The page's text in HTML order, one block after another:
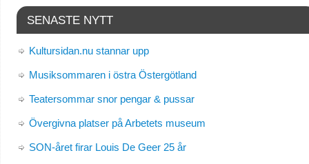
SENASTE NYTT
Kultursidan.nu stannar upp
Musiksommaren i östra Östergötland
Teatersommar snor pengar & pussar
Övergivna platser på Arbetets museum
SON-året firar Louis De Geer 25 år